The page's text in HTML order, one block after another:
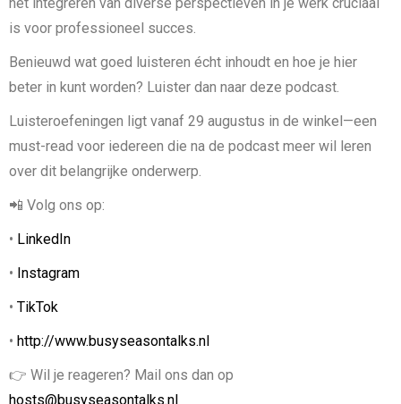
het integreren van diverse perspectieven in je werk cruciaal
is voor professioneel succes.
Benieuwd wat goed luisteren écht inhoudt en hoe je hier
beter in kunt worden? Luister dan naar deze podcast.
Luisteroefeningen ligt vanaf 29 augustus in de winkel—een
must-read voor iedereen die na de podcast meer wil leren
over dit belangrijke onderwerp.
📲 Volg ons op:
• LinkedIn
• Instagram
• TikTok
• http://www.busyseasontalks.nl
👉 Wil je reageren? Mail ons dan op
hosts@busyseasontalks.nl